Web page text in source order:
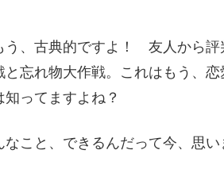
う、古典的ですよ！ 友人から
忘れ物大作戦。これはもう、
ってますよね？
こと、できるんだって今、思い